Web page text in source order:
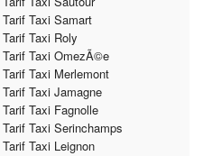
Tarif Taxi Samart
Tarif Taxi Roly
Tarif Taxi OmezÃ©e
Tarif Taxi Merlemont
Tarif Taxi Jamagne
Tarif Taxi Fagnolle
Tarif Taxi Serinchamps
Tarif Taxi Leignon